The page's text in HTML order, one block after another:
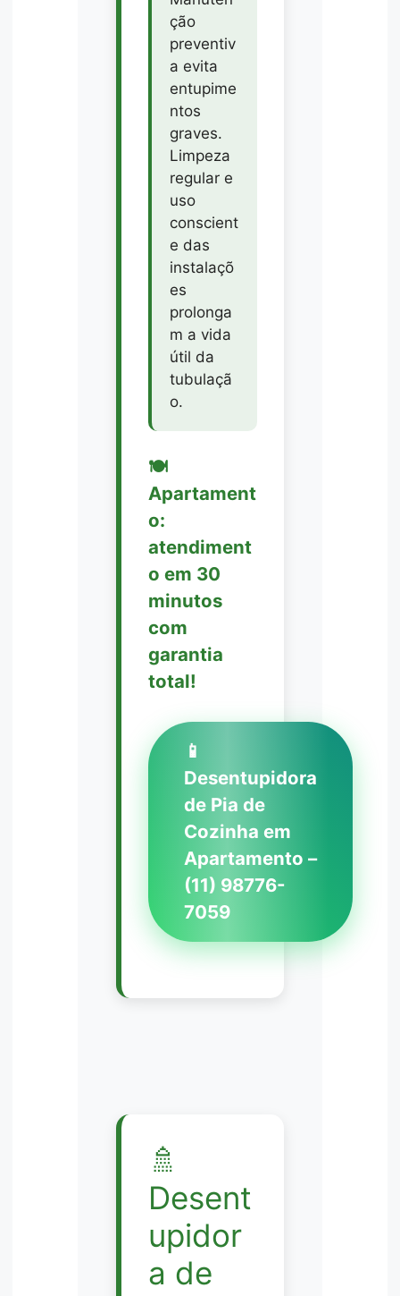
ção
preventiv
a evita
entupime
ntos
graves.
Limpeza
regular e
uso
conscient
e das
instalaçõ
es
prolonga
m a vida
útil da
tubulaçã
o.
🍽️
Apartament
o:
atendiment
o em 30
minutos
com
garantia
total!
📱
Desentupidora
de Pia de
Cozinha em
Apartamento –
(11) 98776-
7059
🚿
Desent
upidor
a de